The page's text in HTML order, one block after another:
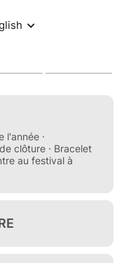
l'année ·
clôture · Bracelet
au festival à